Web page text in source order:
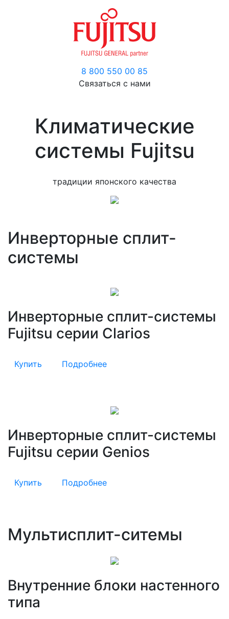
8 800 550 00 85
Связаться с нами
Климатические
системы Fujitsu
традиции японского качества
Инверторные сплит-
системы
Инверторные сплит-системы
Fujitsu серии Clarios
Купить Подробнее
Инверторные сплит-системы
Fujitsu серии Genios
Купить Подробнее
Мультисплит-ситемы
Внутренние блоки настенного
типа